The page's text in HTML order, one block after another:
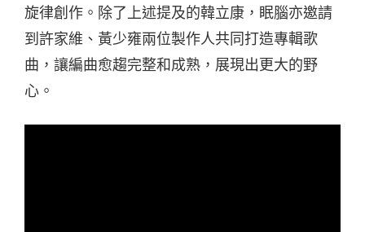
旋律創作。除了上述提及的韓立康，眠腦亦邀請
到許家維、黃少雍兩位製作人共同打造專輯歌
曲，讓編曲愈趨完整和成熟，展現出更大的野
心。